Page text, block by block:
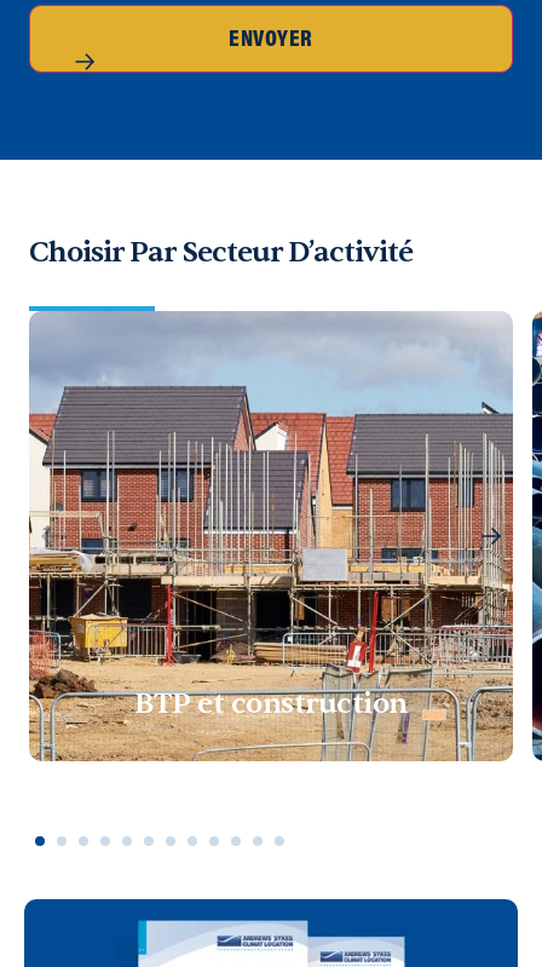
ENVOYER
Choisir Par Secteur D’activité
BTP et construction